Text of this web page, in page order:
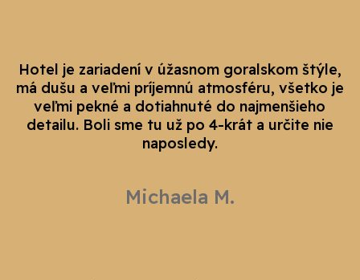
Hotel je zariadení v úžasnom goralskom štýle,
má dušu a veľmi príjemnú atmosféru, všetko je
veľmi pekné a dotiahnuté do najmenšieho
detailu. Boli sme tu už po 4-krát a určite nie
naposledy.
Michaela M.